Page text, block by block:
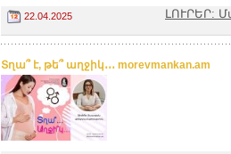
22.04.2025 ԼՈՒՐԵՐ:
Տղա՞ է, թե՞ աղջիկ․․․ morevmankan.am